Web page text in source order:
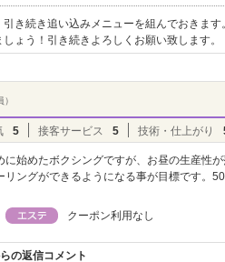
引き続き追い込みメニューを組んでおきま
ょう！引き続きよろしくお願い致します。
5 接客サービス 5 技術・仕上がり
始めたボクシングですが、お昼の生産性
ングができるようになる事が目標です。
クーポン利用なし
の返信コメント